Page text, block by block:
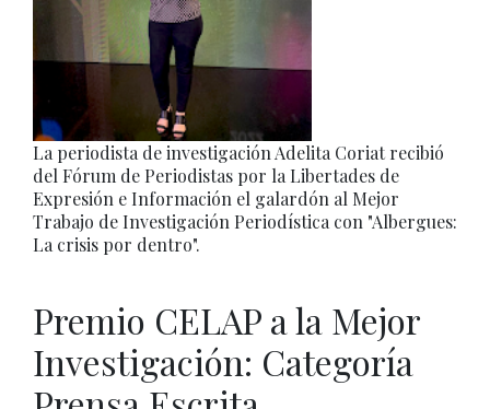
La periodista de investigación Adelita Coriat recibió
del Fórum de Periodistas por la Libertades de
Expresión e Información el galardón al Mejor
Trabajo de Investigación Periodística con "Albergues:
La crisis por dentro".
Premio CELAP a la Mejor
Investigación: Categoría